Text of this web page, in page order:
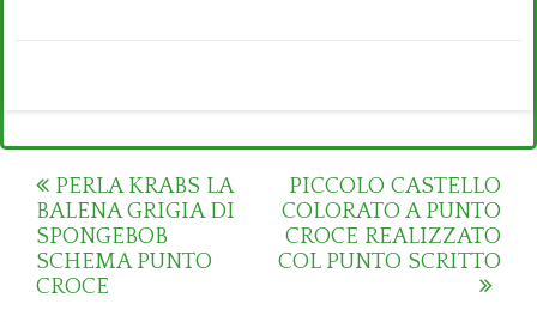
Post
navigation
PERLA KRABS LA
BALENA GRIGIA DI
SPONGEBOB
SCHEMA PUNTO
CROCE
PICCOLO CASTELLO
COLORATO A PUNTO
CROCE REALIZZATO
COL PUNTO SCRITTO